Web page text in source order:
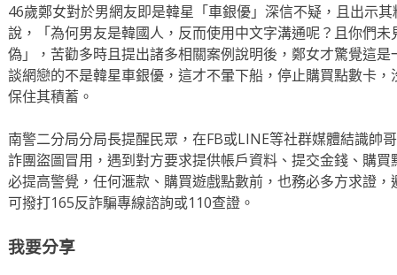
46歲鄭女對於男網友即是韓星「車銀優」深信不疑，且出示
說，「為何男友是韓國人，反而使用中文字溝通呢？且你們
偽」，苦勸多時且提出諸多相關案例說明後，鄭女才驚覺這
談網戀的不是韓星車銀優，這才不暈下船，停止購買點數卡
保住其積蓄。
南警二分局分局長提醒民眾，在FB或LINE等社群媒體結識帥
詐團盜圖冒用，遇到對方要求提供帳戶資料、提交金錢、購
必提高警覺，任何滙款、購買遊戲點數前，也務必多方求證
可撥打165反詐騙專線諮詢或110查證。
我要分享